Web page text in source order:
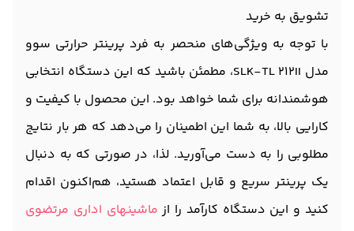
تشویق به خرید
با توجه به ویژگی‌های منحصر به فرد پرینتر حرارتی سوو
مدل SLK-TL 212II، مطمئن باشید که این دستگاه انتخابی
هوشمندانه برای شما خواهد بود. این محصول با کیفیت و
کارایی بالا، به شما این اطمینان را می‌دهد که هر بار نتایج
مطلوبی را به دست می‌آورید. لذا، در صورتی که به دنبال
یک پرینتر سریع و قابل اعتماد هستید، هم‌اکنون اقدام
کنید و این دستگاه کارآمد را از ماشینهای اداری مرتضوی